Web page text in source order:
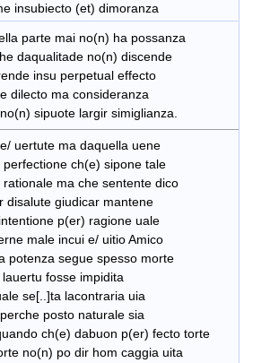
(et) dimoranza
parte mai no(n) ha possanza
daqualitade no(n) discende
insu perpetual effecto
ma consideranza
sipuote largir simiglianza.
uertute ma daquella uene
ch(e) sipone tale
ma che sentente dico
giudicar mantene
p(er) ragione uale
male incui e/ uitio Amico
segue spesso morte
fosse impidita
se[..]ta lacontraria uia
posto naturale sia
ch(e) dabuon p(er) fecto torte
no(n) po dir hom caggia uita